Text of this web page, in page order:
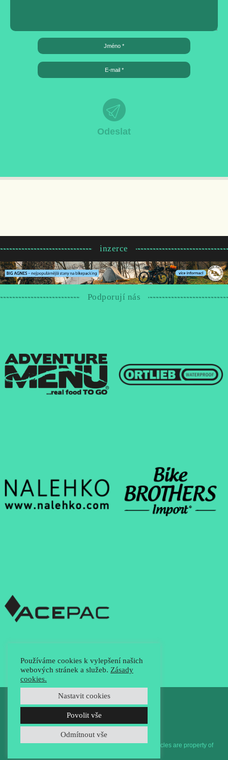
inzerce
Podporují nás
© Copyright 2026 bikepacking.cz / all photos and articles are property of
Používáme cookies k vylepšení našich
webových stránek a služeb. Zásady
cookies.
Nastavit cookies
Povolit vše
Odmítnout vše